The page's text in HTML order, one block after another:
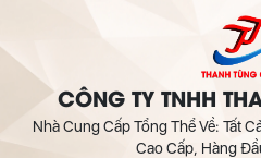
CÔNG TY TNHH
Nhà Cung Cấp Tổng Thể Về: Tất
Cao Cấp, Hàng